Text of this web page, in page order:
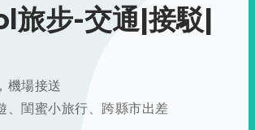
步-交通|接駁|
機場接送
、閨蜜小旅行、跨縣市出差